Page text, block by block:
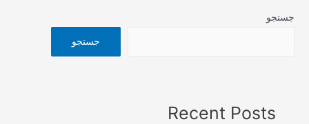
جستجو
جستجو
Recent Posts